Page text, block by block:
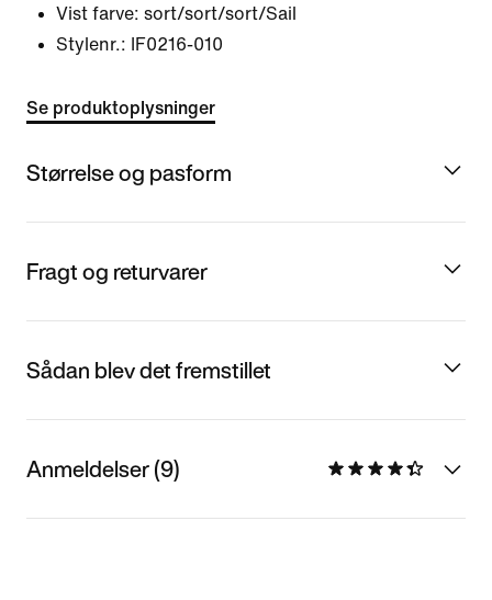
Vist farve: sort/sort/sort/Sail
Stylenr.:
IF0216-010
Se produktoplysninger
Størrelse og pasform
Fragt og returvarer
Sådan blev det fremstillet
Anmeldelser (9)